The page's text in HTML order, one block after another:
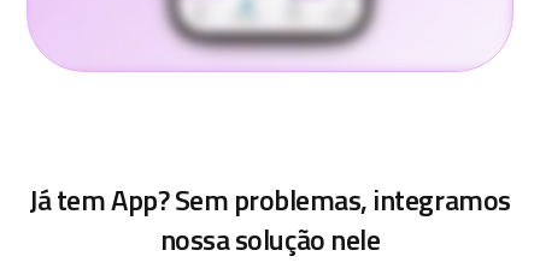
Já tem App? Sem problemas, integramos
nossa solução nele